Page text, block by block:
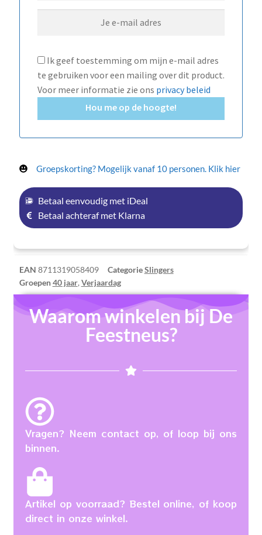
Ik geef toestemming om mijn e-mail adres
te gebruiken voor een mailing over dit product.
Voor meer informatie zie ons privacy beleid
Hou me op de hoogte!
Groepskorting? Mogelijk vanaf 10 personen. Klik hier
Betaal eenvoudig met iDeal
Betaal achteraf met Klarna
EAN 8711319058409 CategorieSlingers
Groepen40 jaar,Verjaardag
Waarom winkelen bij De
Feestneus?
Vragen? Neem contact op, of loop bij ons
binnen.
Artikel op voorraad? Bestel online, of koop
direct in onze winkel.